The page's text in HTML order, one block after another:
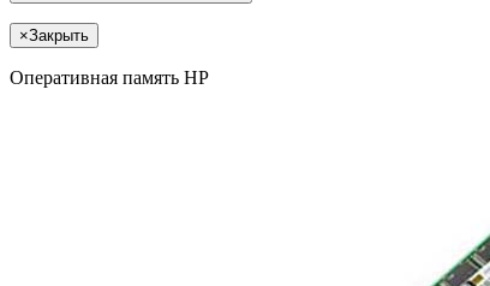
×Закрыть
Оперативная память HP